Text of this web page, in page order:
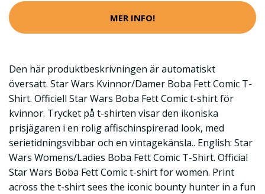
MER INFO!
Den här produktbeskrivningen är automatiskt
översatt. Star Wars Kvinnor/Damer Boba Fett Comic T-
Shirt. Officiell Star Wars Boba Fett Comic t-shirt för
kvinnor. Trycket på t-shirten visar den ikoniska
prisjägaren i en rolig affischinspirerad look, med
serietidningsvibbar och en vintagekänsla.. English: Star
Wars Womens/Ladies Boba Fett Comic T-Shirt. Official
Star Wars Boba Fett Comic t-shirt for women. Print
across the t-shirt sees the iconic bounty hunter in a fun